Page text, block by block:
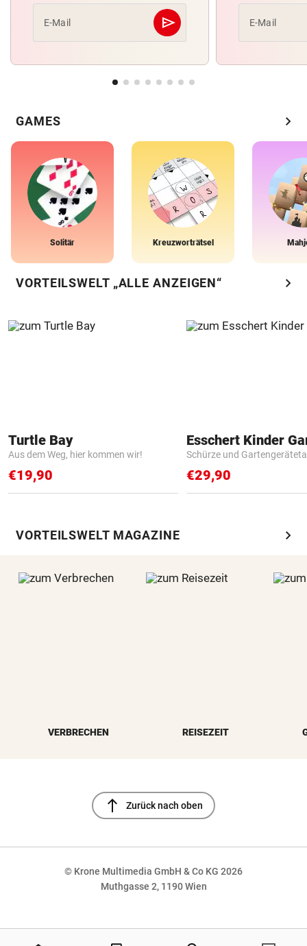
E-Mail send
Abschicken E-Mail
GAMES chevron_right
Solitär Kreuzworträtsel
VORTEILSWELT „ALLE ANZEIGEN“ chevron_right
Turtle Bay
Aus dem Weg, hier kommen wir!
€19,90
Schürze und
€29,90
VORTEILSWELT MAGAZINE chevron_right
VERBRECHEN REISEZEIT
north Zurück nach oben
© Krone Multimedia GmbH & Co KG 2026
Muthgasse 2, 1190 Wien
NaN%